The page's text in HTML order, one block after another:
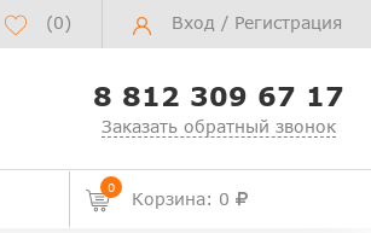
(0) Вход / Регистрация
8 812 309 67 17
Заказать обратный звонок
0
Корзина: 0